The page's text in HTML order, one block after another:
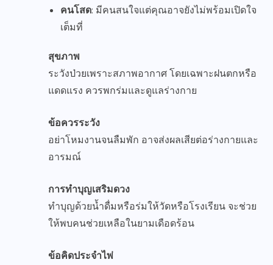
คนโสด: มีคนสนใจแต่คุณอาจยังไม่พร้อมเปิดใจ
เต็มที่
สุขภาพ
ระวังป่วยเพราะสภาพอากาศ โดยเฉพาะฝนตกหรือ
แดดแรง ควรพกร่มและดูแลร่างกาย
ข้อควรระวัง
อย่าโหมงานจนลืมพัก อาจส่งผลเสียต่อร่างกายและ
อารมณ์
การทำบุญเสริมดวง
ทำบุญด้วยน้ำดื่มหรือร่มให้วัดหรือโรงเรียน จะช่วย
ให้พบคนช่วยเหลือในยามเดือดร้อน
ข้อคิดประจำไพ่